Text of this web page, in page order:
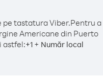
tastatura Viber.Pentru a
Americane din Puerto
astfel:+1 + Număr local